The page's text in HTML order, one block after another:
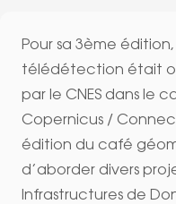
Pour sa 3ème
télédétection était
par le CNES dans le
Copernicus /
édition du café
d’aborder divers
Infrastructures de